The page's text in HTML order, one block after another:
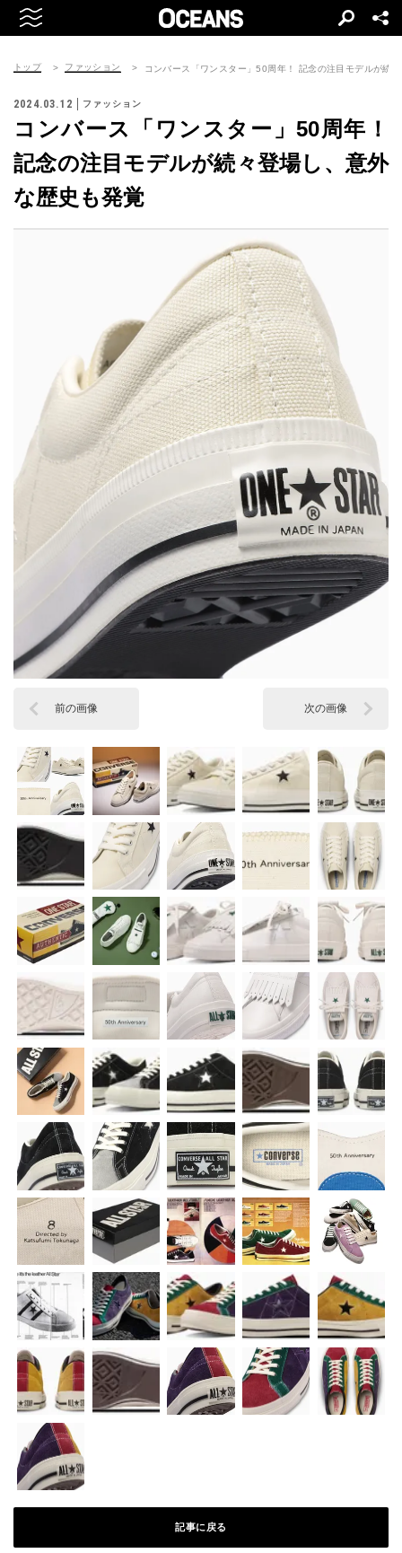
トップ ファッション コンバース「ワンスター」50周年！ 記念の注目モデルが続
2024.03.12 ファッション
コンバース「ワンスター」50周年！
記念の注目モデルが続々登場し、意外
な歴史も発覚
前の画像 次の画像
記事に戻る